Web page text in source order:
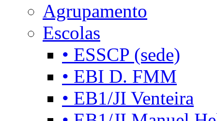
Agrupamento
Escolas
• ESSCP (sede)
• EBI D. FMM
• EB1/JI Venteira